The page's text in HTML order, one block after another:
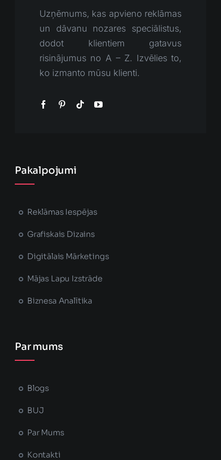
Uzņēmums, kas apvieno reklāmas
un dāvanu nozares speciālistus,
dodot klientiem gatavus
risinājumus no A – Z. Izvēlies to,
ko izmanto mūsu klienti.
Pakalpojumi
Reklāmas Iespējas
Grafiskais Dizains
Digitālais Mārketings
Mājas Lapu Izstrāde
Biznesa Analītika
Par mums
Blogs
BUJ
Par Mums
Kontakti